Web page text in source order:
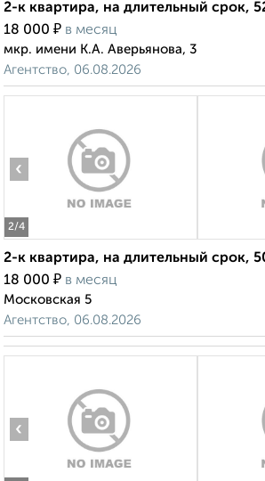
2-к квартира, на длительный срок,
18 000 ₽ в месяц
мкр. имени К.А. Аверьянова, 3
Агентство, 06.08.2026
2/4
‹
2-к квартира, на длительный срок,
18 000 ₽ в месяц
Московская 5
Агентство, 06.08.2026
‹